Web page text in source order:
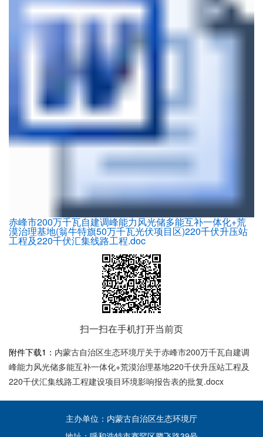
赤峰市200万千瓦自建调峰能力风光储多能互补一体化+荒
漠治理基地(翁牛特旗50万千瓦光伏项目区)220千伏升压站
工程及220千伏汇集线路工程.doc
扫一扫在手机打开当前页
附件下载1： 内蒙古自治区生态环境厅关于赤峰市200万千瓦自建调
峰能力风光储多能互补一体化+荒漠治理基地220千伏升压站工程及
220千伏汇集线路工程建设项目环境影响报告表的批复.docx
主办单位：内蒙古自治区生态环境厅